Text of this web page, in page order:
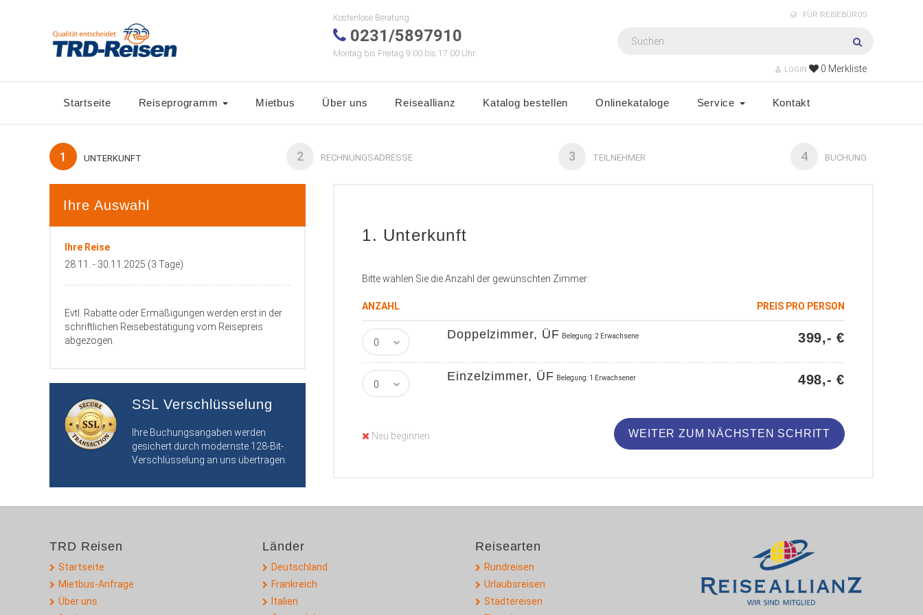
Kostenlose Beratung
0231/5897910
Montag bis Freitag 9:00 bis 17:00 Uhr
FÜR REISEBÜROS
LOGIN 0 Merkliste
Startseite Reiseprogramm Mietbus Über uns Reiseallianz Katalog bestellen Onlinekataloge Service Kontakt
1 UNTERKUNFT 2 RECHNUNGSADRESSE 3 TEILNEHMER 4 BUCHUNG
1. Unterkunft
Bitte wählen Sie die Anzahl der gewünschten Zimmer:
ANZAHL PREIS PRO PERSON
Doppelzimmer, ÜF Belegung: 2 Erwachsene 399,- €
Einzelzimmer, ÜF Belegung: 1 Erwachsener 498,- €
WEITER ZUM NÄCHSTEN SCHRITT
Neu beginnen
Ihre Auswahl
Ihre Reise
28.11. - 30.11.2025 (3 Tage)
Evtl. Rabatte oder Ermäßigungen werden erst in der
schriftlichen Reisebestätigung vom Reisepreis
abgezogen.
SSL Verschlüsselung
Ihre Buchungsangaben werden
gesichert durch modernste 128-Bit-
Verschlüsselung an uns übertragen.
TRD Reisen
Startseite
Mietbus-Anfrage
Über uns
Länder
Deutschland
Frankreich
Italien
Reisearten
Rundreisen
Urlaubsreisen
Städtereisen